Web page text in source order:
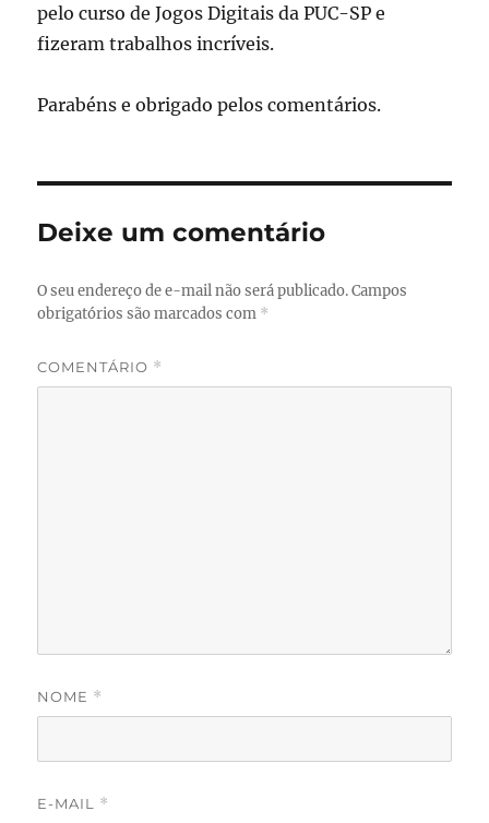
pelo curso de Jogos Digitais da PUC-SP e
fizeram trabalhos incríveis.
Parabéns e obrigado pelos comentários.
Deixe um comentário
O seu endereço de e-mail não será publicado. Campos
obrigatórios são marcados com *
COMENTÁRIO *
NOME *
E-MAIL *